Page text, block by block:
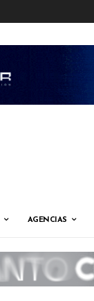
AGENCIAS